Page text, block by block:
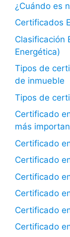
¿Cuándo es
Certificados
Clasificación
Energética)
Tipos de
de inmueble
Tipos de
Certificado
más
Certificado
Certificado
Certificado
Certificado
Certificado
Certificado